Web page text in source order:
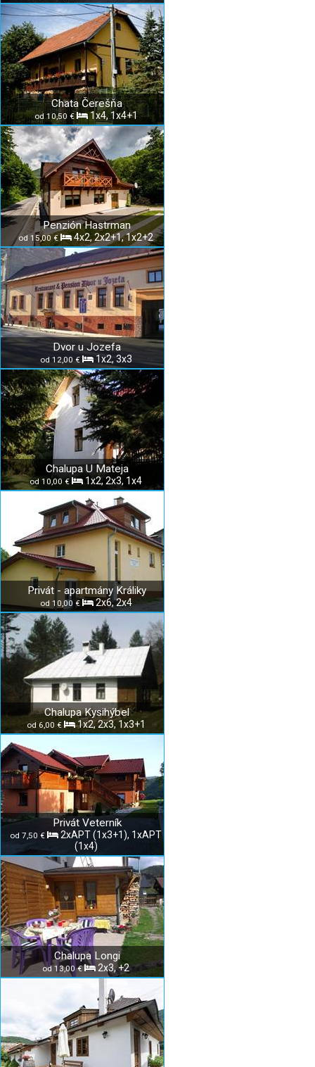
Chata Čerešňa
od 10,50 € 1x4, 1x4+1
Penzión Hastrman
od 15,00 € 4x2, 2x2+1, 1x2+2
Dvor u Jozefa
od 12,00 € 1x2, 3x3
Chalupa U Mateja
od 10,00 € 1x2, 2x3, 1x4
Privát - apartmány Králiky
od 10,00 € 2x6, 2x4
Chalupa Kysihýbel
od 6,00 € 1x2, 2x3, 1x3+1
Privát Veterník
od 7,50 €
2xAPT (1x3+1), 1xAPT
(1x4)
Chalupa Longi
od 13,00 € 2x3, +2